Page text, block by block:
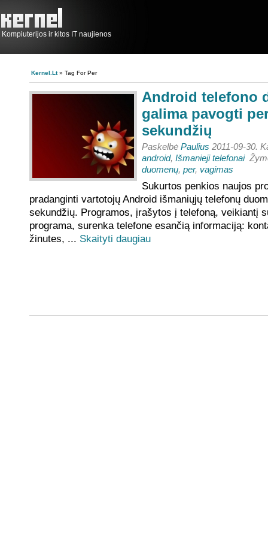
Kompiuterijos ir kitos IT naujienos
Kernel.lt» Tag For Per
Android telefono
galima pavogti
sekundžių
Paskelbė Paulius 2011-09-30.
android, Išmanieji telefonai
duomenų, per, vagimas
Sukurtos penkios naujos
pradanginti vartotojų Android išmaniųjų telefonų
sekundžių. Programos, įrašytos į telefoną, veikiantį
programa, surenka telefone esančią informaciją:
žinutes, ... Skaityti daugiau